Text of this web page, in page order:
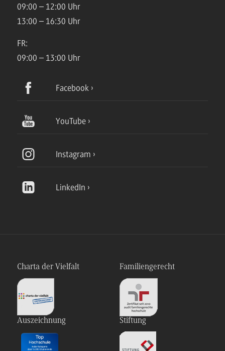
09:00 – 12:00 Uhr
13:00 – 16:30 Uhr
FR:
09:00 – 13:00 Uhr
Facebook
YouTube
Instagram
LinkedIn
Charta der Vielfalt Familiengerecht
Auszeichnung Stiftung